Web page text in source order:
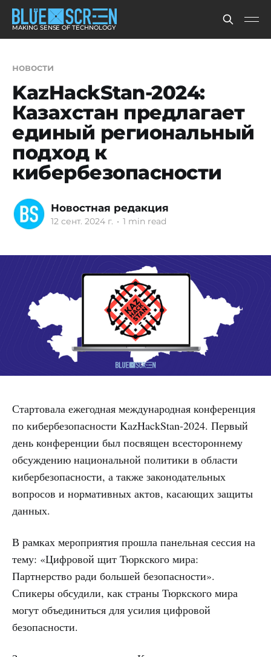
MAKING SENSE OF TECHNOLOGY
новости
KazHackStan-2024:
Казахстан предлагает
единый региональный
подход к
кибербезопасности
Новостная редакция
12 сент. 2024 г. • 1 min read
Стартовала ежегодная международная конференция
по кибербезопасности KazHackStan-2024. Первый
день конференции был посвящен всестороннему
обсуждению национальной политики в области
кибербезопасности, а также законодательных
вопросов и нормативных актов, касающих защиты
данных.
В рамках мероприятия прошла панельная сессия на
тему: «Цифровой щит Тюркского мира:
Партнерство ради большей безопасности».
Спикеры обсудили, как страны Тюркского мира
могут объединиться для усилия цифровой
безопасности.